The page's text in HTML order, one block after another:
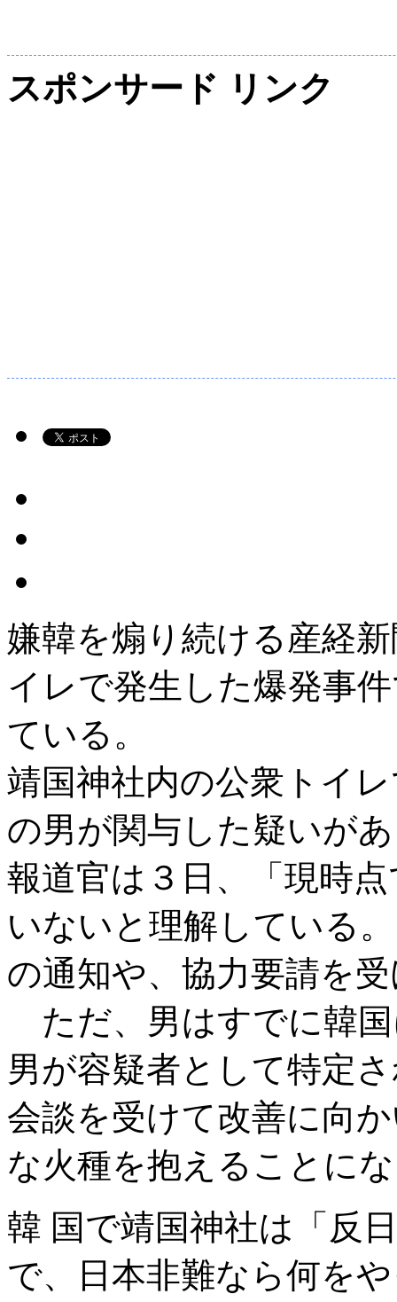
スポンサード リンク
嫌韓を煽り続ける産経
イレで発生した爆発事
ている。
靖国神社内の公衆トイ
の男が関与した疑いが
報道官は３日、「現時
いないと理解している
の通知や、協力要請を
ただ、男はすでに韓
男が容疑者として特定
会談を受けて改善に向
な火種を抱えることに
韓 国で靖国神社は「反
で、日本非難なら何を